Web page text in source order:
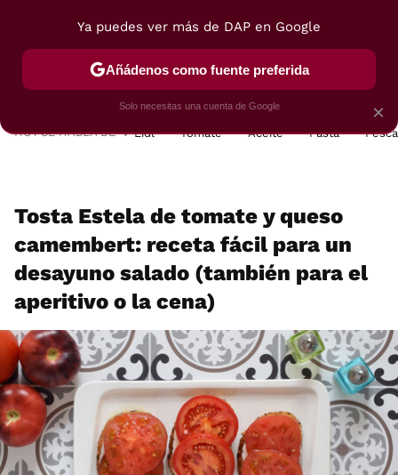
POSTRES VIAJES SELECCIÓN VEGUI
HOY SE HABLA DE Lidl Tomate Aceite Pasta
Tosta Estela de tomate y queso
camembert: receta fácil para un
desayuno salado (también para el
aperitivo o la cena)
×
Ya puedes ver más de DAP en Google
Añádenos como fuente preferida
Solo necesitas una cuenta de Google